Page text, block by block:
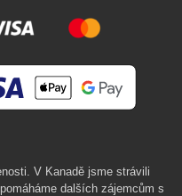
V Kanadě jsme strávili
dalších zájemcům s